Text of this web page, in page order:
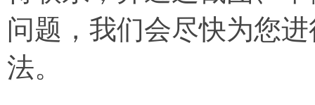
问题，我们会尽快为您
法。